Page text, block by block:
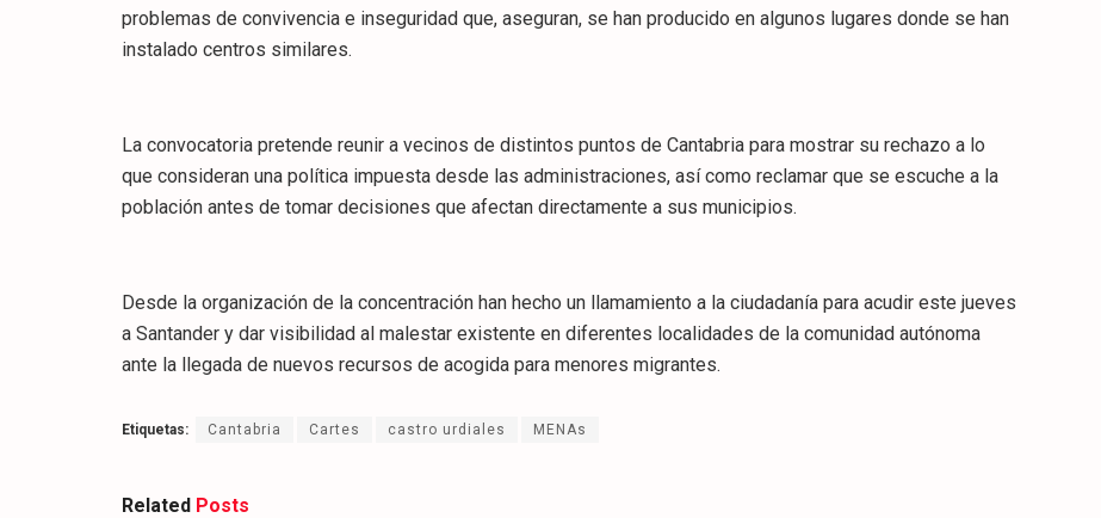
problemas de convivencia e inseguridad que, aseguran, se han producido en algunos lugares donde se han
instalado centros similares.
La convocatoria pretende reunir a vecinos de distintos puntos de Cantabria para mostrar su rechazo a lo
que consideran una política impuesta desde las administraciones, así como reclamar que se escuche a la
población antes de tomar decisiones que afectan directamente a sus municipios.
Desde la organización de la concentración han hecho un llamamiento a la ciudadanía para acudir este jueves
a Santander y dar visibilidad al malestar existente en diferentes localidades de la comunidad autónoma
ante la llegada de nuevos recursos de acogida para menores migrantes.
Etiquetas: Cantabria Cartes castro urdiales MENAs
Related Posts